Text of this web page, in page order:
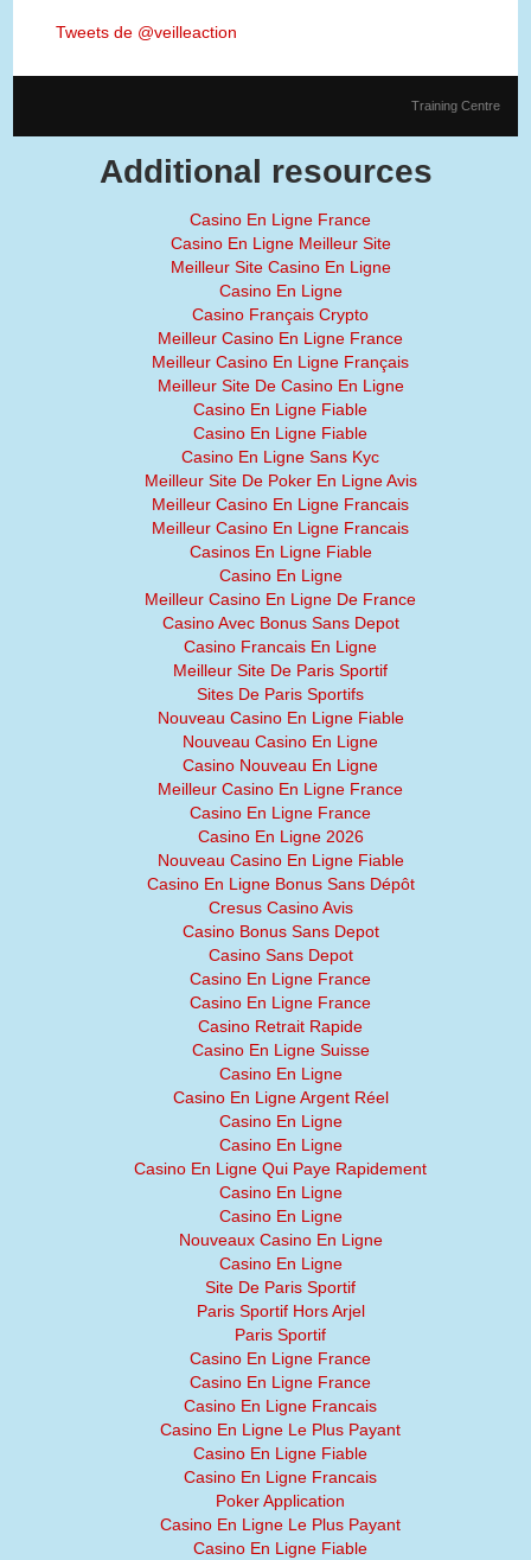
Tweets de @veilleaction
Training Centre
Additional resources
Casino En Ligne France
Casino En Ligne Meilleur Site
Meilleur Site Casino En Ligne
Casino En Ligne
Casino Français Crypto
Meilleur Casino En Ligne France
Meilleur Casino En Ligne Français
Meilleur Site De Casino En Ligne
Casino En Ligne Fiable
Casino En Ligne Fiable
Casino En Ligne Sans Kyc
Meilleur Site De Poker En Ligne Avis
Meilleur Casino En Ligne Francais
Meilleur Casino En Ligne Francais
Casinos En Ligne Fiable
Casino En Ligne
Meilleur Casino En Ligne De France
Casino Avec Bonus Sans Depot
Casino Francais En Ligne
Meilleur Site De Paris Sportif
Sites De Paris Sportifs
Nouveau Casino En Ligne Fiable
Nouveau Casino En Ligne
Casino Nouveau En Ligne
Meilleur Casino En Ligne France
Casino En Ligne France
Casino En Ligne 2026
Nouveau Casino En Ligne Fiable
Casino En Ligne Bonus Sans Dépôt
Cresus Casino Avis
Casino Bonus Sans Depot
Casino Sans Depot
Casino En Ligne France
Casino En Ligne France
Casino Retrait Rapide
Casino En Ligne Suisse
Casino En Ligne
Casino En Ligne Argent Réel
Casino En Ligne
Casino En Ligne
Casino En Ligne Qui Paye Rapidement
Casino En Ligne
Casino En Ligne
Nouveaux Casino En Ligne
Casino En Ligne
Site De Paris Sportif
Paris Sportif Hors Arjel
Paris Sportif
Casino En Ligne France
Casino En Ligne France
Casino En Ligne Francais
Casino En Ligne Le Plus Payant
Casino En Ligne Fiable
Casino En Ligne Francais
Poker Application
Casino En Ligne Le Plus Payant
Casino En Ligne Fiable